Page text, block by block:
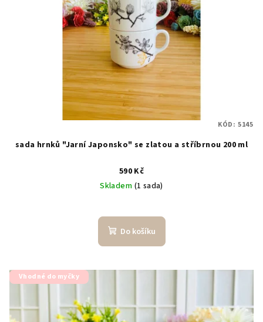
sada hrnků "Jarní Japonsko" se zlatou a stříbrnou 200 ml
590 Kč
Skladem (1 sada)
hodnocení
produktu
Do košíku
KÓD: 5145
Vhodné do myčky